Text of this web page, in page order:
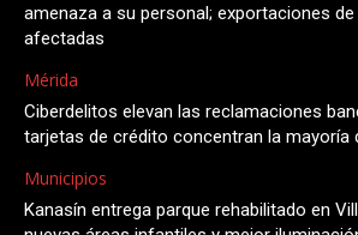
amenaza a su personal; exportaciones
afectadas
Mérida
Ciberdelitos elevan las reclamaciones
tarjetas de crédito concentran la mayoría
Municipios
Kanasín entrega parque rehabilitado en